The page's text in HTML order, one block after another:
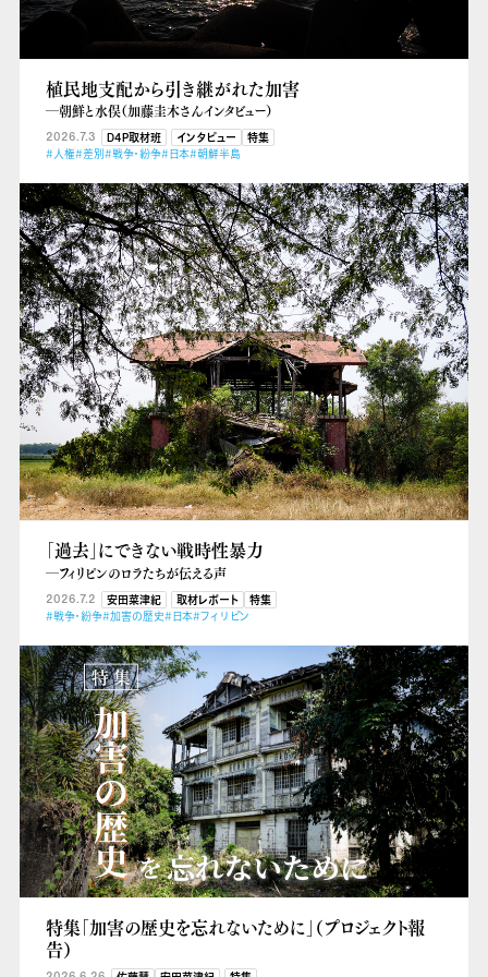
植民地支配から引き継がれた加害
―朝鮮と水俣（加藤圭木さんインタビュー）
2026.7.3 D4P取材班 インタビュー
特集
#人権#差別#戦争・紛争#日本#朝鮮半島
「過去」にできない戦時性暴力
―フィリピンのロラたちが伝える声
2026.7.2 安田菜津紀 取材レポート
特集
#戦争・紛争#加害の歴史#日本#フィリピン
特集「加害の歴史を忘れないために」（プロジェクト報
告）